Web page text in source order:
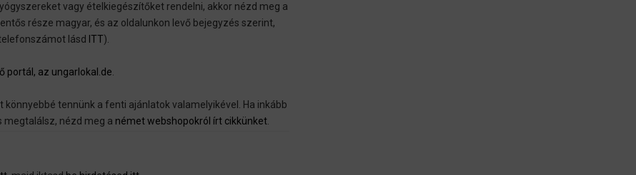
vagy ételkiegészítőket rendelni, akkor nézd meg a
része magyar, és az oldalunkon levő bejegyzés szerint,
lásd ITT).
portál, az ungarlokal.de
tennünk a fenti ajánlatok valamelyikével. Ha inkább
megtalálsz, nézd meg a német webshopokról írt cikkünket